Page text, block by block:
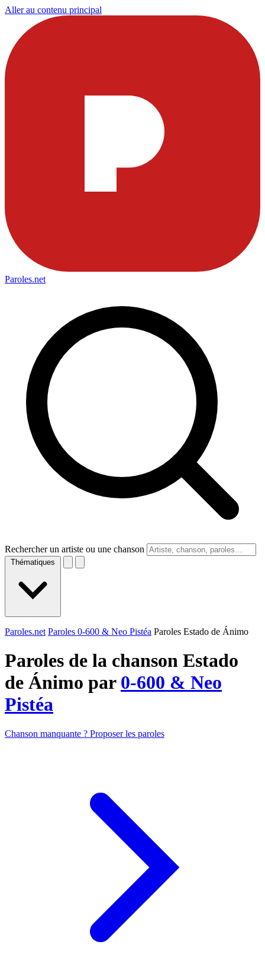
Aller au contenu principal
Paroles.net
Rechercher un artiste ou une chanson
Thématiques
Paroles.net Paroles 0-600 & Neo Pistéa Paroles Estado de Ánimo
Paroles de la chanson Estado
de Ánimo par 0-600 & Neo
Pistéa
Chanson manquante ? Proposer les paroles